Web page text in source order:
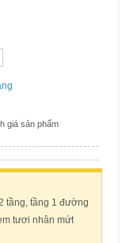
giá sản phẩm
tầng, tầng 1 đường
tươi nhân mứt